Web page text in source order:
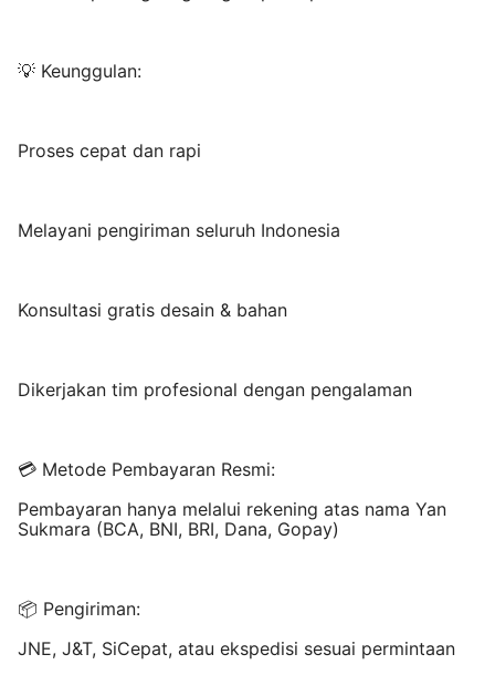
💡 Keunggulan:
Proses cepat dan rapi
Melayani pengiriman seluruh Indonesia
Konsultasi gratis desain & bahan
Dikerjakan tim profesional dengan pengalaman
💳 Metode Pembayaran Resmi:
Pembayaran hanya melalui rekening atas nama Yan
Sukmara (BCA, BNI, BRI, Dana, Gopay)
📦 Pengiriman:
JNE, J&T, SiCepat, atau ekspedisi sesuai permintaan